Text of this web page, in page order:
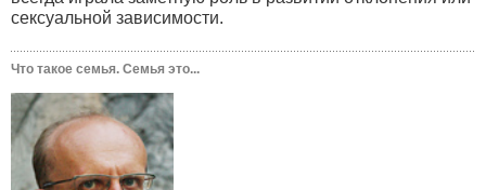
сексуальной зависимости.
Что такое семья. Семья это...